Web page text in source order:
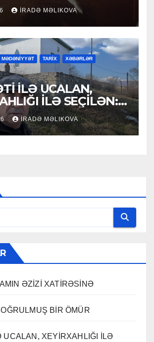
İRADƏ MƏLIKOVA
MƏDƏNİYYƏT TARİX XƏBƏRLƏR
İLƏ UCALAN,
İLƏ SEÇİLƏN:
QULİYEV
İRADƏ MƏLIKOVA
ƏZİZİ XATİRƏSİNƏ
BİR ÖMÜR
XEYİRXAHLIĞI İLƏ